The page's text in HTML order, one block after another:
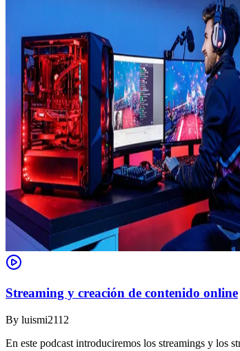
Streaming y creación de contenido online
By luismi2112
En este podcast introduciremos los streamings y los